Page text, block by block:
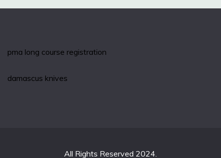
pma long course registration
damascus knives
All Rights Reserved 2024.